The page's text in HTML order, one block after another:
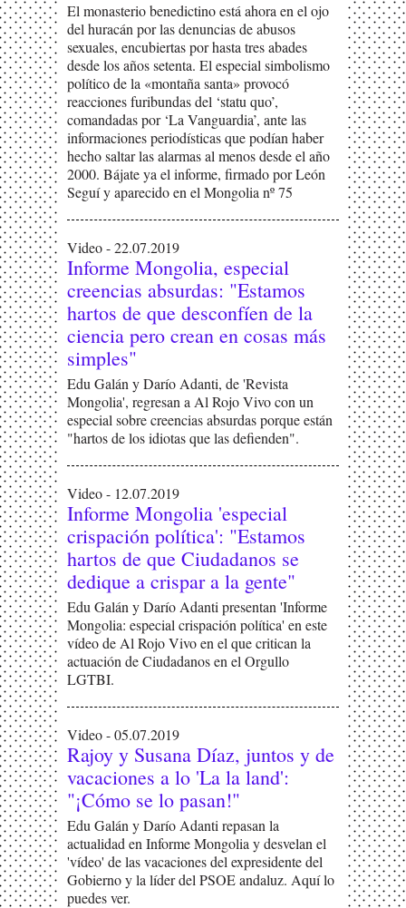
El monasterio benedictino está ahora en el ojo
del huracán por las denuncias de abusos
sexuales, encubiertas por hasta tres abades
desde los años setenta. El especial simbolismo
político de la «montaña santa» provocó
reacciones furibundas del ‘statu quo’,
comandadas por ‘La Vanguardia’, ante las
informaciones periodísticas que podían haber
hecho saltar las alarmas al menos desde el año
2000. Bájate ya el informe, firmado por León
Seguí y aparecido en el Mongolia nº 75
Video - 22.07.2019
Informe Mongolia, especial
creencias absurdas: "Estamos
hartos de que desconfíen de la
ciencia pero crean en cosas más
simples"
Edu Galán y Darío Adanti, de 'Revista
Mongolia', regresan a Al Rojo Vivo con un
especial sobre creencias absurdas porque están
"hartos de los idiotas que las defienden".
Video - 12.07.2019
Informe Mongolia 'especial
crispación política': "Estamos
hartos de que Ciudadanos se
dedique a crispar a la gente"
Edu Galán y Darío Adanti presentan 'Informe
Mongolia: especial crispación política' en este
vídeo de Al Rojo Vivo en el que critican la
actuación de Ciudadanos en el Orgullo
LGTBI.
Video - 05.07.2019
Rajoy y Susana Díaz, juntos y de
vacaciones a lo 'La la land':
"¡Cómo se lo pasan!"
Edu Galán y Darío Adanti repasan la
actualidad en Informe Mongolia y desvelan el
'vídeo' de las vacaciones del expresidente del
Gobierno y la líder del PSOE andaluz. Aquí lo
puedes ver.